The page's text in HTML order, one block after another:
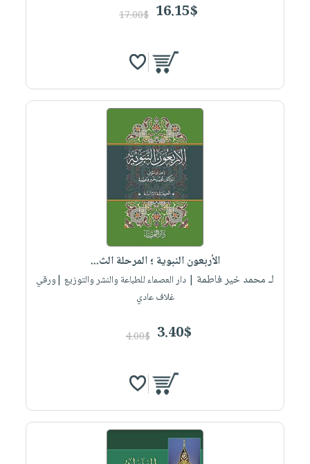
16.15$
17.00$
الأربعون النبوية ؛ المرحلة الث...
لـ محمد خير فاطمة | دار العصماء للطباعة والنشر والتوزيع |ورقي
غلاف عادي
3.40$
4.00$